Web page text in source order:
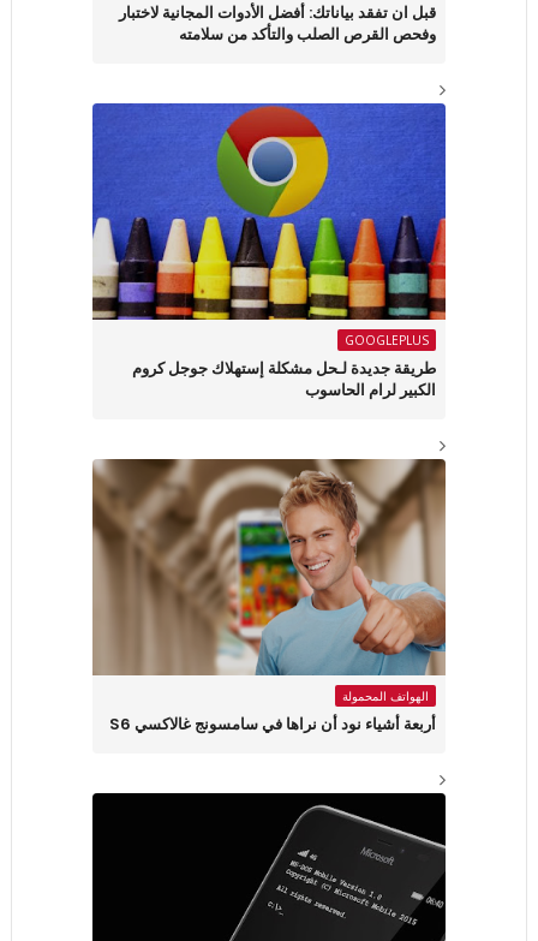
قبل ان تفقد بياناتك: أفضل الأدوات المجانية لاختبار
وفحص القرص الصلب والتأكد من سلامته
GOOGLEPLUS
طريقة جديدة لـحل مشكلة إستهلاك جوجل كروم
الكبير لرام الحاسوب
الهواتف المحمولة
أربعة أشياء نود أن نراها في سامسونج غالاكسي S6